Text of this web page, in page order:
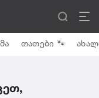
თათები 🐾